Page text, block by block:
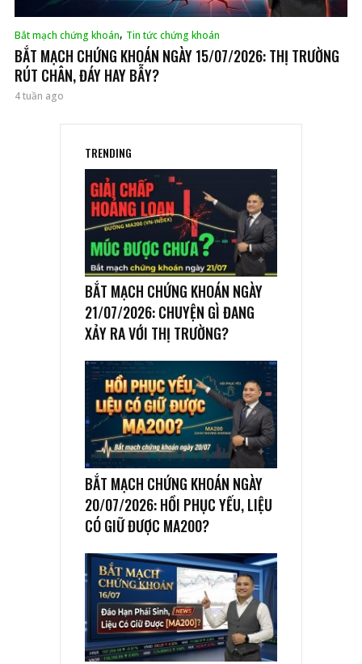
Bắt mạch chứng khoán, Tin tức chứng khoán
BẮT MẠCH CHỨNG KHOÁN NGÀY 15/07/2026: THỊ TRƯỜNG
RÚT CHÂN, ĐÁY HAY BẪY?
4 tuần ago
TRENDING
BẮT MẠCH CHỨNG KHOÁN NGÀY
21/07/2026: CHUYỆN GÌ ĐANG
XẢY RA VỚI THỊ TRƯỜNG?
BẮT MẠCH CHỨNG KHOÁN NGÀY
20/07/2026: HỒI PHỤC YẾU, LIỆU
CÓ GIỮ ĐƯỢC MA200?